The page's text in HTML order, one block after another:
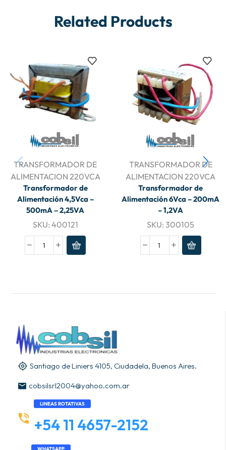
Related Products
TRANSFORMADOR DE
ALIMENTACION 220VCA
Transformador de
Alimentación 4,5Vca –
500mA – 2,25VA
SKU: 400121
TRANSFORMADOR DE
ALIMENTACION 220VCA
Transformador de
Alimentación 6Vca – 200mA
– 1,2VA
SKU:300105
Santiago de Liniers 4105, Ciudadela, Buenos Aires.
cobsilsrl2004@yahoo.com.ar
LINEAS ROTATIVAS
+54 11 4657-2152